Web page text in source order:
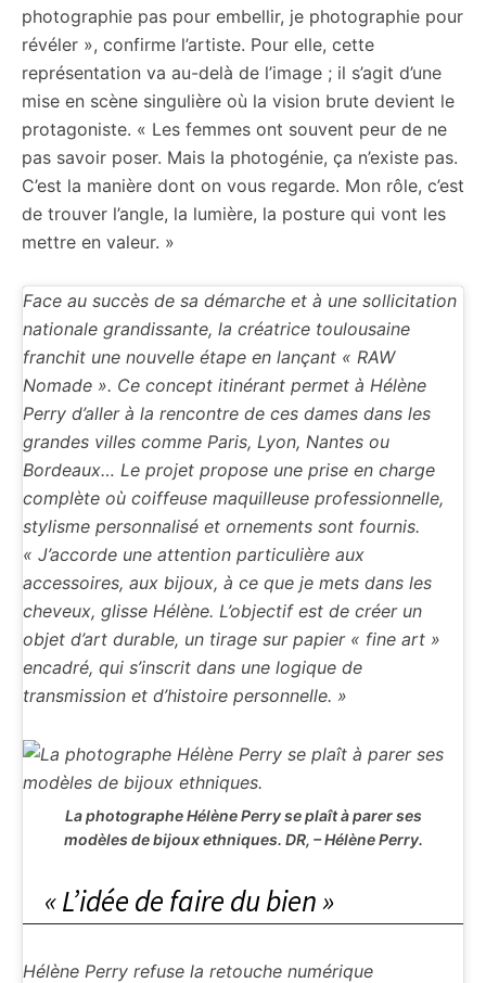
photographie pas pour embellir, je photographie pour
révéler », confirme l’artiste. Pour elle, cette
représentation va au-delà de l’image ; il s’agit d’une
mise en scène singulière où la vision brute devient le
protagoniste. « Les femmes ont souvent peur de ne
pas savoir poser. Mais la photogénie, ça n’existe pas.
C’est la manière dont on vous regarde. Mon rôle, c’est
de trouver l’angle, la lumière, la posture qui vont les
mettre en valeur. »
Face au succès de sa démarche et à une sollicitation
nationale grandissante, la créatrice toulousaine
franchit une nouvelle étape en lançant « RAW
Nomade ». Ce concept itinérant permet à Hélène
Perry d’aller à la rencontre de ces dames dans les
grandes villes comme Paris, Lyon, Nantes ou
Bordeaux… Le projet propose une prise en charge
complète où coiffeuse maquilleuse professionnelle,
stylisme personnalisé et ornements sont fournis.
« J’accorde une attention particulière aux
accessoires, aux bijoux, à ce que je mets dans les
cheveux, glisse Hélène. L’objectif est de créer un
objet d’art durable, un tirage sur papier « fine art »
encadré, qui s’inscrit dans une logique de
transmission et d’histoire personnelle. »
La photographe Hélène Perry se plaît à parer ses
modèles de bijoux ethniques. DR, – Hélène Perry.
« L’idée de faire du bien »
Hélène Perry refuse la retouche numérique